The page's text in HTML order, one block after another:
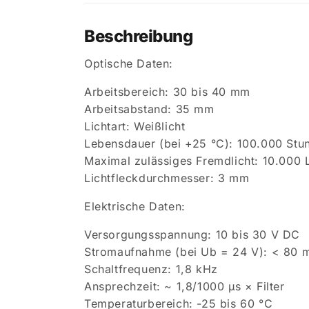
Beschreibung
Optische Daten:
Arbeitsbereich: 30 bis 40 mm
Arbeitsabstand: 35 mm
Lichtart: Weißlicht
Lebensdauer (bei +25 °C): 100.000
Maximal zulässiges Fremdlicht: 10.000
Lichtfleckdurchmesser: 3 mm
Elektrische Daten:
Versorgungsspannung: 10 bis 30 V DC
Stromaufnahme (bei Ub = 24 V): < 80
Schaltfrequenz: 1,8 kHz
Ansprechzeit: ~ 1,8/1000 µs × Filter
Temperaturbereich: -25 bis 60 °C